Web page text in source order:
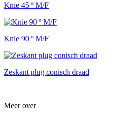
Knie 45 º M/F
Knie 90 º M/F
Zeskant plug conisch draad
Meer over